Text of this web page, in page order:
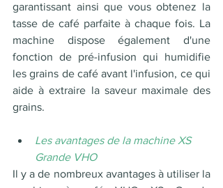
garantissant ainsi que vous obtenez la
tasse de café parfaite à chaque fois. La
machine dispose également d'une
fonction de pré-infusion qui humidifie
les grains de café avant l'infusion, ce qui
aide à extraire la saveur maximale des
grains.
Les avantages de la machine XS
Grande VHO
Il y a de nombreux avantages à utiliser la